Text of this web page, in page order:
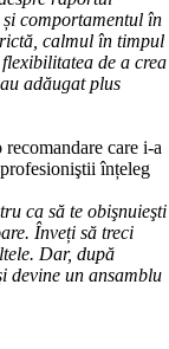
comportamentul în
calmul în timpul
de a crea
adăugat plus
care i-a
înțeleg
ca să te obişnuieşti
Înveți să treci
Dar, după
devine un ansamblu